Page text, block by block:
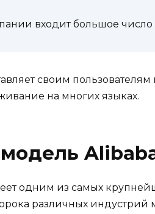
входит большое
своим
на многих языках.
одним из самых
различных